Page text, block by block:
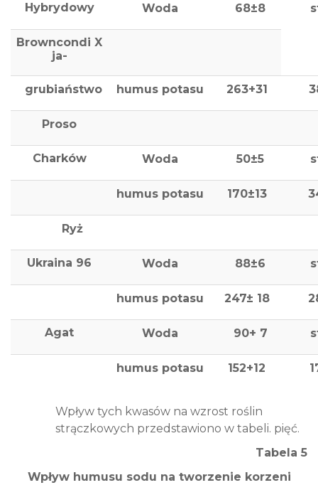
Hybrydowy Woda 68±8
Browncondi X
ja-
grubiaństwo humus potasu 263+31
Proso
Charków Woda 50±5
humus potasu 170±13
Ryż
Ukraina 96 Woda 88±6
humus potasu 247± 18
Agat Woda 90+ 7
humus potasu 152+12
Wpływ tych kwasów na wzrost roślin
strączkowych przedstawiono w tabeli. pięć.
Tabela 5
Wpływ humusu sodu na tworzenie korzeni